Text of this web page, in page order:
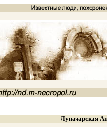
Луначарская